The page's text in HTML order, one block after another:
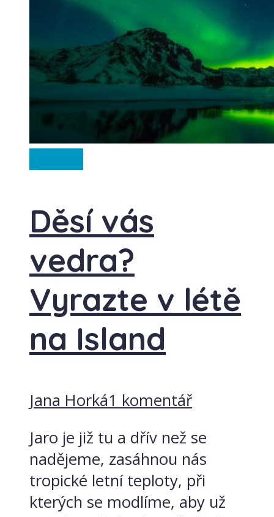
Děsí vás
vedra?
Vyrazte v létě
na Island
Jana Horká1 komentář
Jaro je již tu a dřív než se
nadějeme, zasáhnou nás
tropické letní teploty, při
kterých se modlíme, aby už